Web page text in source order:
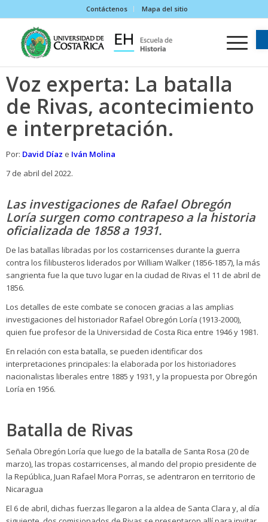
Contáctenos Mapa del sitio
Voz experta: La batalla
de Rivas, acontecimiento
e interpretación.
Por: David Díaz e Iván Molina
7 de abril del 2022.
Las investigaciones de Rafael Obregón
Loría surgen como contrapeso a la historia
oficializada de 1858 a 1931.
De las batallas libradas por los costarricenses durante la guerra
contra los filibusteros liderados por William Walker (1856-1857), la más
sangrienta fue la que tuvo lugar en la ciudad de Rivas el 11 de abril de
1856.
Los detalles de este combate se conocen gracias a las amplias
investigaciones del historiador Rafael Obregón Loría (1913-2000),
quien fue profesor de la Universidad de Costa Rica entre 1946 y 1981.
En relación con esta batalla, se pueden identificar dos
interpretaciones principales: la elaborada por los historiadores
nacionalistas liberales entre 1885 y 1931, y la propuesta por Obregón
Loría en 1956.
Batalla de Rivas
Señala Obregón Loría que luego de la batalla de Santa Rosa (20 de
marzo), las tropas costarricenses, al mando del propio presidente de
la República, Juan Rafael Mora Porras, se adentraron en territorio de
Nicaragua
El 6 de abril, dichas fuerzas llegaron a la aldea de Santa Clara y, al día